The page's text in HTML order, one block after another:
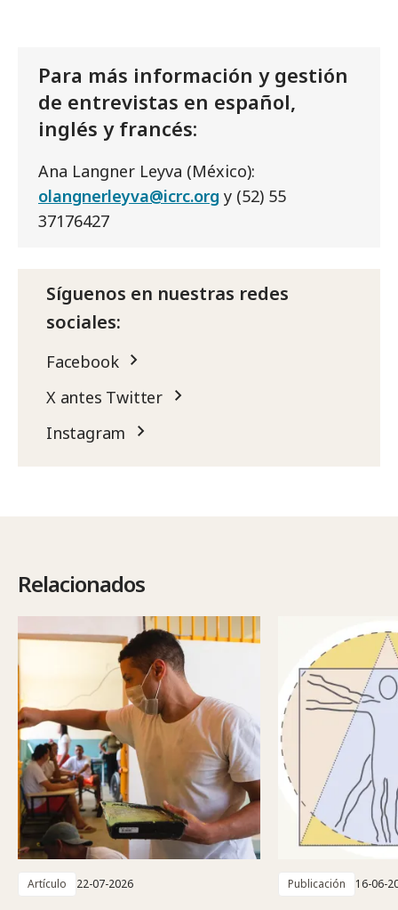
Para más información y gestión
de entrevistas en español,
inglés y francés:
Ana Langner Leyva (México):
olangnerleyva@icrc.org y (52) 55
37176427
Síguenos en nuestras redes
sociales:
Facebook
X antes Twitter
Instagram
Relacionados
Artículo 22-07-2026 Publicación 16-06-